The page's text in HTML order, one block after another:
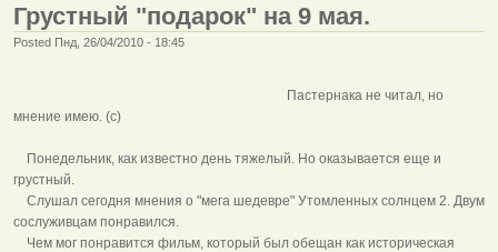
Грустный "подарок" на 9 мая.
Posted Пнд, 26/04/2010 - 18:45
Пастернака не читал, но
мнение имею. (с)
Понедельник, как известно день тяжелый. Но оказывается еще и
грустный.
Слушал сегодня мнения о "мега шедевре" Утомленных солнцем 2. Двум
сослуживцам понравился.
Чем мог понравится фильм, который был обещан как историческая